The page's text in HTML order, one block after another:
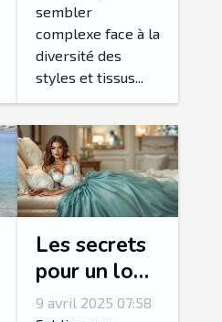
sembler
complexe face à la
diversité des
styles et tissus...
Les secrets
pour un look
glamoureux
9 avril 2025 07:58